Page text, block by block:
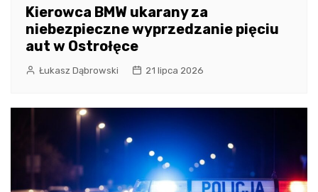
Kierowca BMW ukarany za
niebezpieczne wyprzedzanie pięciu
aut w Ostrołęce
Łukasz Dąbrowski 21 lipca 2026